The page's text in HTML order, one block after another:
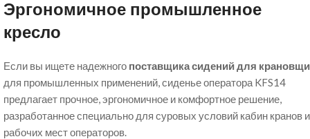
Эргономичное промышленное
кресло
Если вы ищете надежного поставщика сидений для
для промышленных применений, сиденье оператора KFS14
предлагает прочное, эргономичное и комфортное решение,
разработанное специально для суровых условий кабин кранов и
рабочих мест операторов.